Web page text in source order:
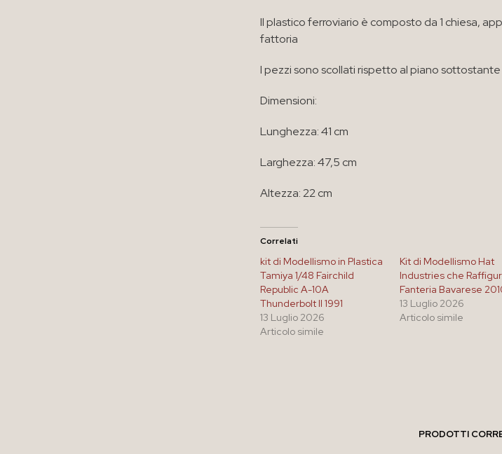
Il plastico ferroviario è composto da 1 chiesa,
fattoria
I pezzi sono scollati rispetto al piano
Dimensioni:
Lunghezza: 41 cm
Larghezza: 47,5 cm
Altezza: 22 cm
Correlati
kit di Modellismo in Plastica
Tamiya 1/48 Fairchild
Republic A-10A
Thunderbolt II 1991
13 Luglio 2026
Articolo simile
Kit di Modellismo Hat
Industries che
Fanteria Bavarese
13 Luglio 2026
Articolo simile
PRODOTTI